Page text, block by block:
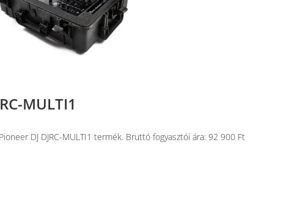
MULTI1
DJ DJRC-MULTI1 termék. Bruttó fogyasztói ára: 92 900 Ft